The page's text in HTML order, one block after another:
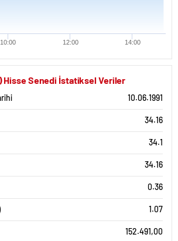
10:00 12:00 14:00
Hisse Senedi İstatiksel Veriler
10.06.1991
34.16
34.1
34.16
0.36
1.07
152.491,00